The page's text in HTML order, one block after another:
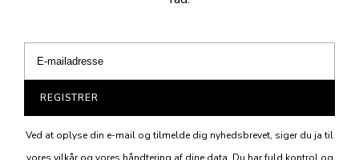
REGISTRER
Ved at oplyse din e-mail og tilmelde dig nyhedsbrevet, siger du ja til